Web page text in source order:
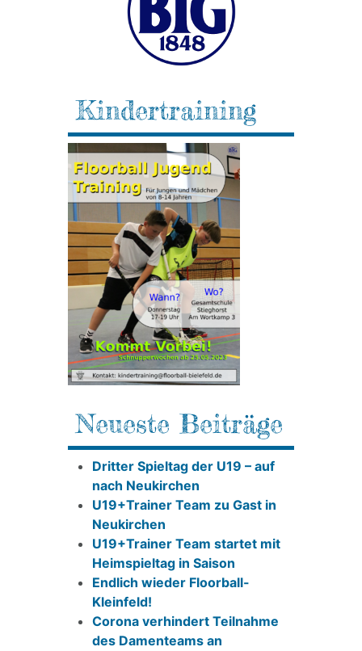
Kindertraining
Neueste Beiträge
Dritter Spieltag der U19 – auf
nach Neukirchen
U19+Trainer Team zu Gast in
Neukirchen
U19+Trainer Team startet mit
Heimspieltag in Saison
Endlich wieder Floorball-
Kleinfeld!
Corona verhindert Teilnahme
des Damenteams an